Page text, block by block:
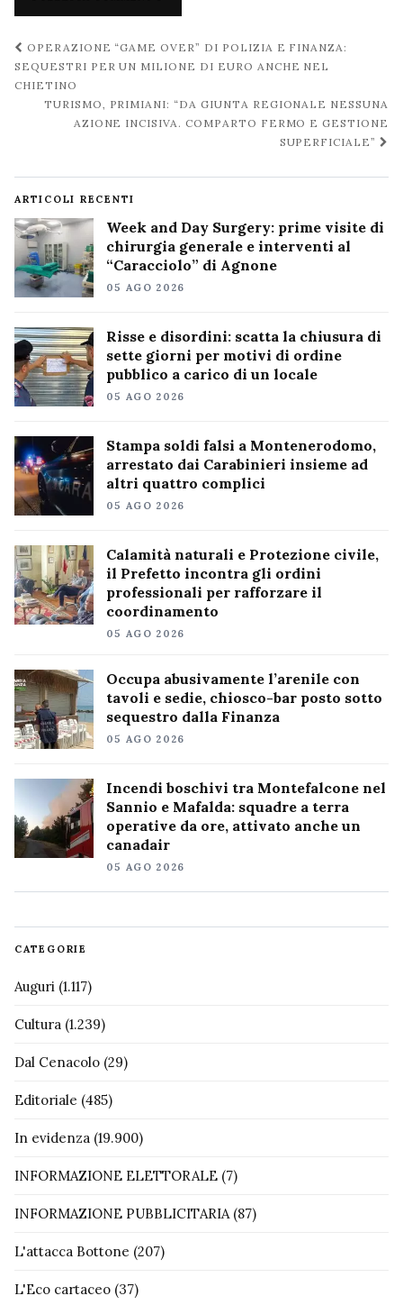
Navigazione
post
OPERAZIONE “GAME OVER” DI POLIZIA E FINANZA:
SEQUESTRI PER UN MILIONE DI EURO ANCHE NEL
CHIETINO
TURISMO, PRIMIANI: “DA GIUNTA REGIONALE NESSUNA
AZIONE INCISIVA. COMPARTO FERMO E GESTIONE
SUPERFICIALE”
ARTICOLI RECENTI
Week and Day Surgery: prime visite di
chirurgia generale e interventi al
“Caracciolo” di Agnone
05 AGO 2026
Risse e disordini: scatta la chiusura di
sette giorni per motivi di ordine
pubblico a carico di un locale
05 AGO 2026
Stampa soldi falsi a Montenerodomo,
arrestato dai Carabinieri insieme ad
altri quattro complici
05 AGO 2026
Calamità naturali e Protezione civile,
il Prefetto incontra gli ordini
professionali per rafforzare il
coordinamento
05 AGO 2026
Occupa abusivamente l’arenile con
tavoli e sedie, chiosco-bar posto sotto
sequestro dalla Finanza
05 AGO 2026
Incendi boschivi tra Montefalcone nel
Sannio e Mafalda: squadre a terra
operative da ore, attivato anche un
canadair
05 AGO 2026
CATEGORIE
Auguri (1.117)
Cultura (1.239)
Dal Cenacolo (29)
Editoriale (485)
In evidenza (19.900)
INFORMAZIONE ELETTORALE (7)
INFORMAZIONE PUBBLICITARIA(87)
L'attacca Bottone (207)
L'Eco cartaceo (37)